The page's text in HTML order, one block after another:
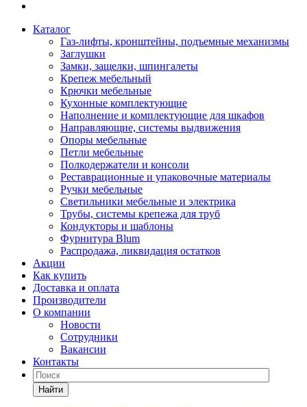
Каталог
Газ-лифты, кронштейны, подъемные механизмы
Заглушки
Замки, защелки, шпингалеты
Крепеж мебельный
Крючки мебельные
Кухонные комплектующие
Наполнение и комплектующие для шкафов
Направляющие, системы выдвижения
Опоры мебельные
Петли мебельные
Полкодержатели и консоли
Реставрационные и упаковочные материалы
Ручки мебельные
Светильники мебельные и электрика
Трубы, системы крепежа для труб
Кондукторы и шаблоны
Фурнитура Blum
Распродажа, ликвидация остатков
Акции
Как купить
Доставка и оплата
Производители
О компании
Новости
Сотрудники
Вакансии
Контакты
Найти